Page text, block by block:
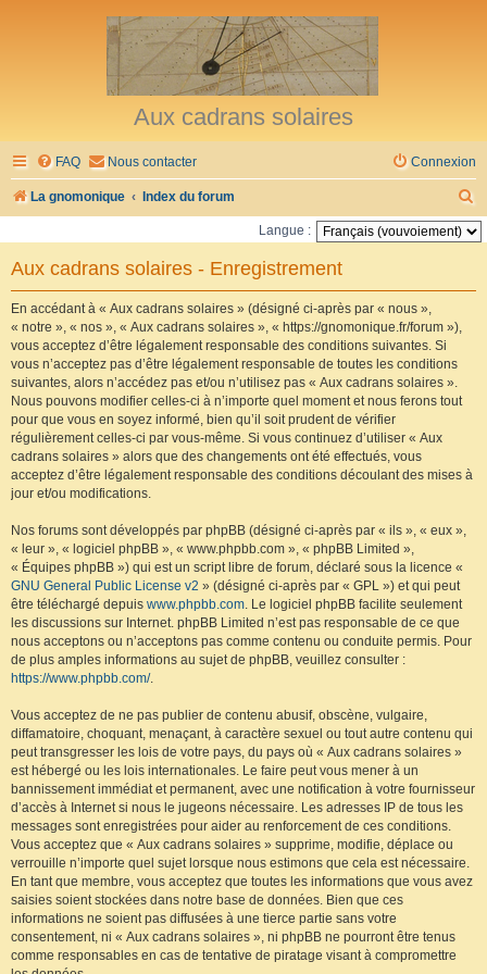
Aux cadrans solaires
FAQ Nous contacter Connexion
La gnomonique Index du forum
e
Langue :
Aux cadrans solaires - Enregistrement
En accédant à « Aux cadrans solaires » (désigné ci-après par « nous »,
« notre », « nos », « Aux cadrans solaires », « https://gnomonique.fr/forum »),
vous acceptez d’être légalement responsable des conditions suivantes. Si
vous n’acceptez pas d’être légalement responsable de toutes les conditions
suivantes, alors n’accédez pas et/ou n’utilisez pas « Aux cadrans solaires ».
Nous pouvons modifier celles-ci à n’importe quel moment et nous ferons tout
pour que vous en soyez informé, bien qu’il soit prudent de vérifier
régulièrement celles-ci par vous-même. Si vous continuez d’utiliser « Aux
cadrans solaires » alors que des changements ont été effectués, vous
acceptez d’être légalement responsable des conditions découlant des mises à
jour et/ou modifications.
Nos forums sont développés par phpBB (désigné ci-après par « ils », « eux »,
« leur », « logiciel phpBB », « www.phpbb.com », « phpBB Limited »,
« Équipes phpBB ») qui est un script libre de forum, déclaré sous la licence «
GNU General Public License v2 » (désigné ci-après par « GPL ») et qui peut
être téléchargé depuis www.phpbb.com. Le logiciel phpBB facilite seulement
les discussions sur Internet. phpBB Limited n’est pas responsable de ce que
nous acceptons ou n’acceptons pas comme contenu ou conduite permis. Pour
de plus amples informations au sujet de phpBB, veuillez consulter :
https://www.phpbb.com/.
Vous acceptez de ne pas publier de contenu abusif, obscène, vulgaire,
diffamatoire, choquant, menaçant, à caractère sexuel ou tout autre contenu qui
peut transgresser les lois de votre pays, du pays où « Aux cadrans solaires »
est hébergé ou les lois internationales. Le faire peut vous mener à un
bannissement immédiat et permanent, avec une notification à votre fournisseur
d’accès à Internet si nous le jugeons nécessaire. Les adresses IP de tous les
messages sont enregistrées pour aider au renforcement de ces conditions.
Vous acceptez que « Aux cadrans solaires » supprime, modifie, déplace ou
verrouille n’importe quel sujet lorsque nous estimons que cela est nécessaire.
En tant que membre, vous acceptez que toutes les informations que vous avez
saisies soient stockées dans notre base de données. Bien que ces
informations ne soient pas diffusées à une tierce partie sans votre
consentement, ni « Aux cadrans solaires », ni phpBB ne pourront être tenus
comme responsables en cas de tentative de piratage visant à compromettre